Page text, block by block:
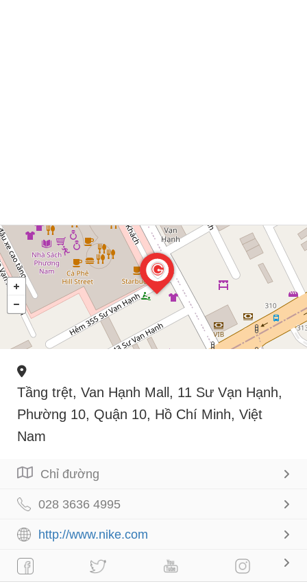
Tầng trệt, Van Hạnh Mall, 11 Sư Vạn Hạnh,
Phường 10, Quận 10, Hồ Chí Minh, Việt
Nam
Chỉ đường
028 3636 4995
http://www.nike.com